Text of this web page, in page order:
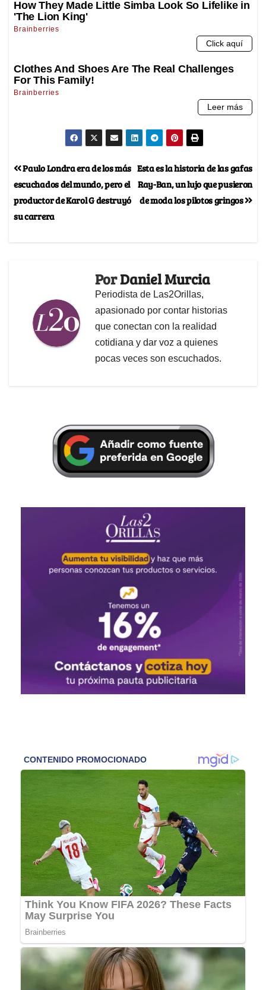
Esta es la historia de las gafas
Ray-Ban, un lujo que pusieron
de moda los pilotos gringos
Paulo Londra era de los más
escuchados del mundo, pero el
productor de Karol G destruyó
su carrera
PorDaniel Murcia
Periodista de Las2Orillas,
apasionado por contar historias
que conectan con la realidad
cotidiana y dar voz a quienes
pocas veces son escuchados.